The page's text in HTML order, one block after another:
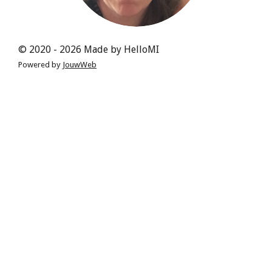
© 2020 - 2026 Made by HelloMI
Powered by JouwWeb